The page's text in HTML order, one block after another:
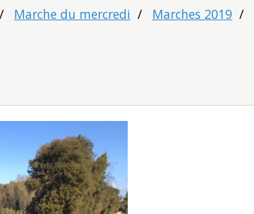
Marche du mercredi Marches 2019